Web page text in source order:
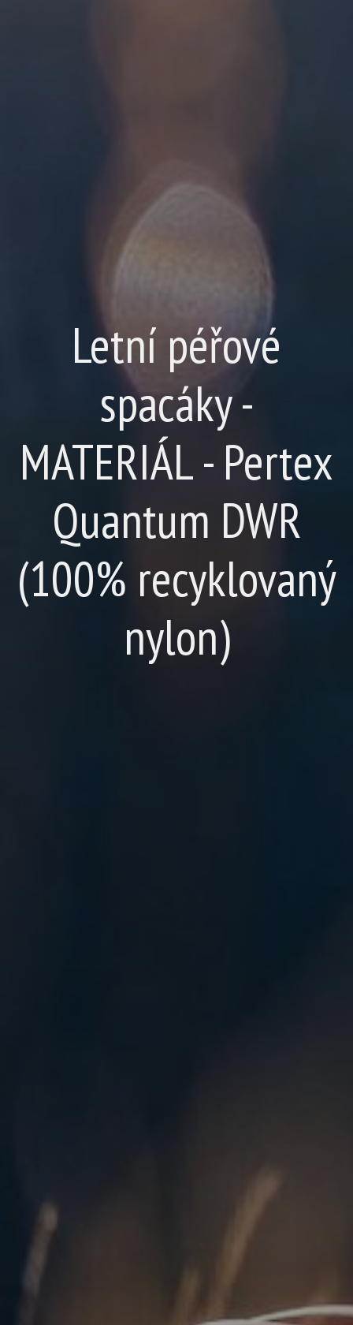
Letní péřové
spacáky -
MATERIÁL - Pertex
Quantum DWR
(100% recyklovaný
nylon)